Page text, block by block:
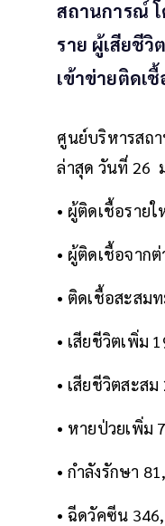
สถานการณ์ โ
ราย ผู้เสียชีวิ
เข้าข่ายติดเ
ศูนย์บริหารสถ
ล่าสุด วันที่ 26
• ผู้ติดเชื้อราย
• ผู้ติดเชื้อจาก
• ติดเชื้อสะสม
• เสียชีวิตเพิ่ม
• เสียชีวิตสะสม
• หายป่วยเพิ่ม
• กำลังรักษา
• ฉีดวัคซีน